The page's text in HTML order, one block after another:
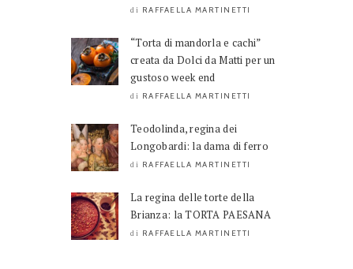
di RAFFAELLA MARTINETTI
“Torta di mandorla e cachi”
creata da Dolci da Matti per un
gustoso week end
di RAFFAELLA MARTINETTI
Teodolinda, regina dei
Longobardi: la dama di ferro
di RAFFAELLA MARTINETTI
La regina delle torte della
Brianza: la TORTA PAESANA
di RAFFAELLA MARTINETTI